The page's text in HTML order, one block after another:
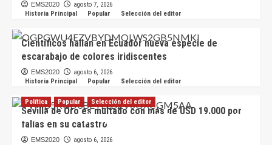
EMS2020
agosto 7, 2026
Historia Principal
Popular Selección del editor
Científicos hallan en Ecuador nueva especie de
escarabajo de colores iridiscentes
EMS2020
agosto 6, 2026
Historia Principal
Popular Selección del editor
Sevilla de Oro es multado con más de USD 19.000 por
fallas en su catastro
EMS2020 agosto 6, 2026
Política Popular Selección del editor
CNE define reglas para autoridades que buscarán
la reelección en 2027